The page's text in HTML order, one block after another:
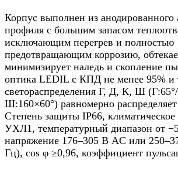
Корпус выполнен из
профиля с большим запасом
исключающим перегрев и полностью
предотвращающим коррозию,
минимизирует наледь и скопление
оптика LEDIL с КПД не менее 95% и
светораспределения Г, Д, К, Ш
Ш:160×60°) равномерно
Степень защиты IP66,
УХЛ1, температурный диапазон от
напряжение 176–305 В AC или
Гц), cos φ ≥0,96, коэффициент